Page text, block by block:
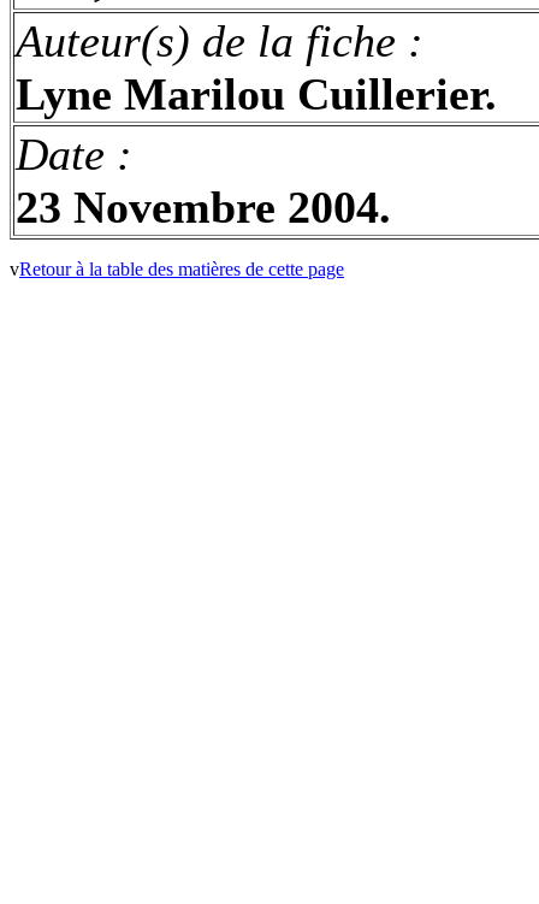
Auteur(s) de la fiche :
Lyne Marilou Cuillerier.
Date :
23 Novembre 2004.
vRetour à la table des matières de cette page